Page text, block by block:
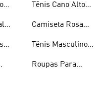
Tênis Cano Alto
Camiseta Rosa
Tênis Masculino
Roupas Para